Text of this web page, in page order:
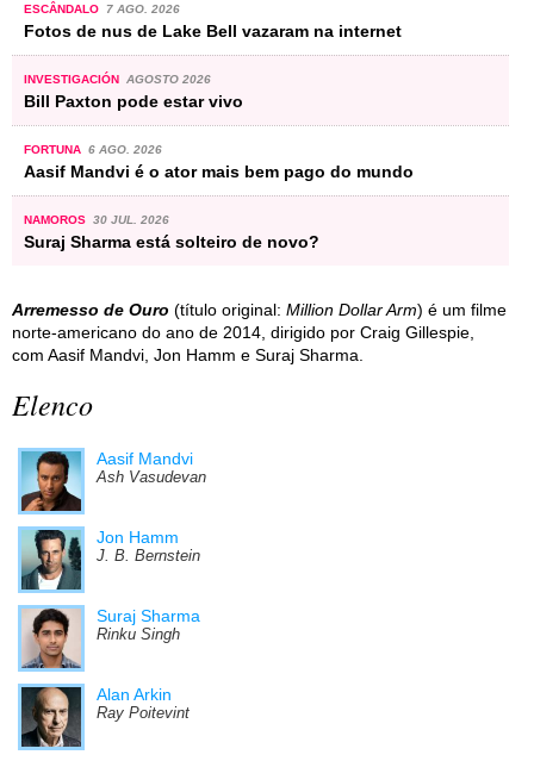
ESCÂNDALO 7 AGO. 2026
Fotos de nus de Lake Bell vazaram na internet
INVESTIGACIÓN AGOSTO 2026
Bill Paxton pode estar vivo
FORTUNA 6 AGO. 2026
Aasif Mandvi é o ator mais bem pago do mundo
NAMOROS 30 JUL. 2026
Suraj Sharma está solteiro de novo?
Arremesso de Ouro (título original: Million Dollar Arm) é um filme
norte-americano do ano de 2014, dirigido por Craig Gillespie,
com Aasif Mandvi, Jon Hamm e Suraj Sharma.
Elenco
Aasif Mandvi
Ash Vasudevan
Jon Hamm
J. B. Bernstein
Suraj Sharma
Rinku Singh
Alan Arkin
Ray Poitevint